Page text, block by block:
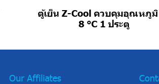
ตู้เย็น Z-Cool ควบคุมอุณหภู
8 °C 1 ประตู
Our Affiliates